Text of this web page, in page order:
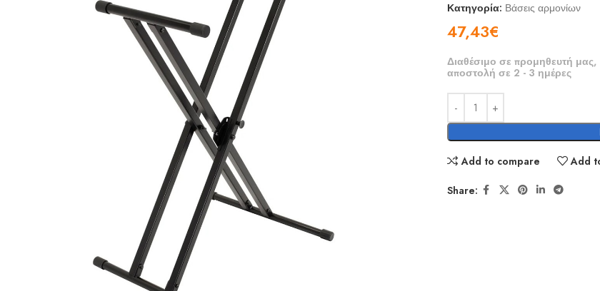
Κατηγορία: Βάσεις αρμονίων
47,43€
Διαθέσιμο σε προμηθευτή μας,
αποστολή σε 2 - 3 ημέρες
Add to compare Add
Share: